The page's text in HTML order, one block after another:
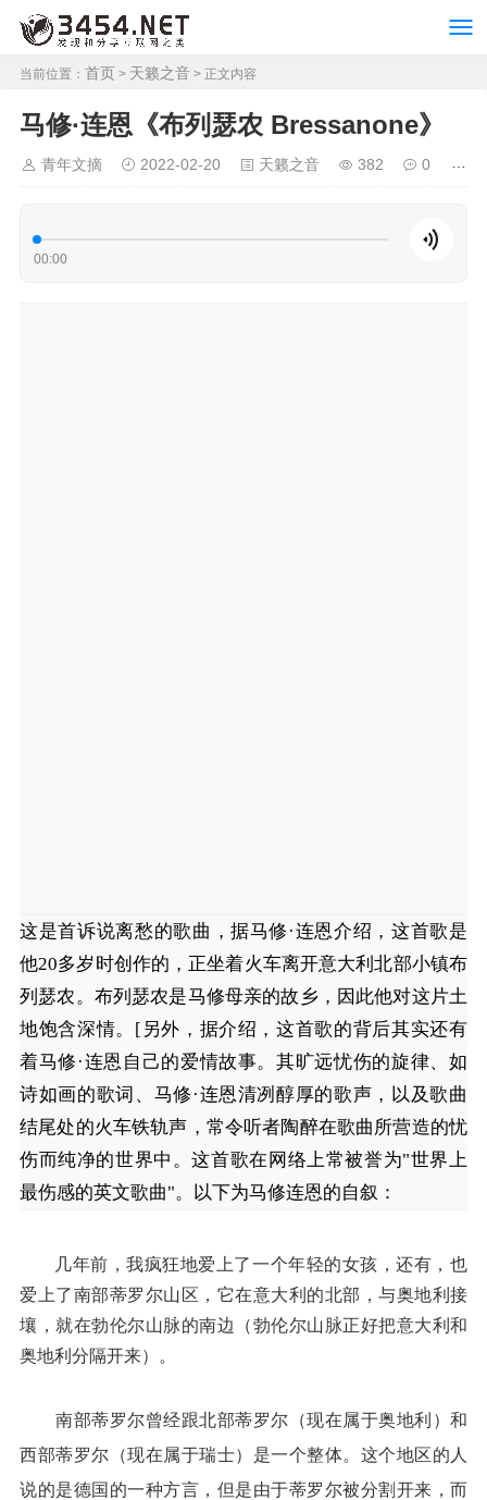
当前位置： 首页 > 天籁之音 > 正文内容
马修·连恩《布列瑟农 Bressanone》
青年文摘 2022-02-20 天籁之音 382 0
00:00
这是首诉说离愁的歌曲，据马修·连恩介绍，这首歌是
他20多岁时创作的，正坐着火车离开意大利北部小镇布
列瑟农。布列瑟农是马修母亲的故乡，因此他对这片土
地饱含深情。[另外，据介绍，这首歌的背后其实还有
着马修·连恩自己的爱情故事。其旷远忧伤的旋律、如
诗如画的歌词、马修·连恩清冽醇厚的歌声，以及歌曲
结尾处的火车铁轨声，常令听者陶醉在歌曲所营造的忧
伤而纯净的世界中。这首歌在网络上常被誉为"世界上
最伤感的英文歌曲"。以下为马修连恩的自叙：
几年前，我疯狂地爱上了一个年轻的女孩，还有，也
爱上了南部蒂罗尔山区，它在意大利的北部，与奥地利接
壤，就在勃伦尔山脉的南边（勃伦尔山脉正好把意大利和
奥地利分隔开来）。
南部蒂罗尔曾经跟北部蒂罗尔（现在属于奥地利）和
西部蒂罗尔（现在属于瑞士）是一个整体。这个地区的人
说的是德国的一种方言，但是由于蒂罗尔被分割开来，而